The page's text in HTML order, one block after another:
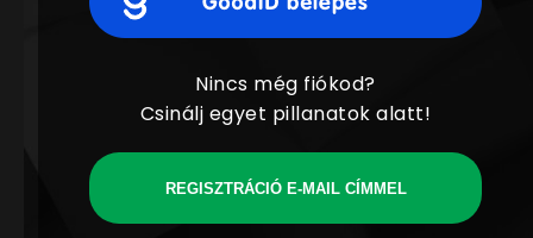
Nincs még fiókod?
Csinálj egyet pillanatok alatt!
REGISZTRÁCIÓ E-MAIL CÍMMEL